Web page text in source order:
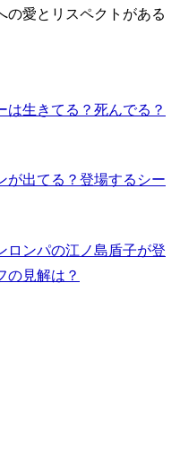
の愛とリスペクトがある
は生きてる？死んでる？
が出てる？登場するシー
ロンパの江ノ島盾子が登
の見解は？